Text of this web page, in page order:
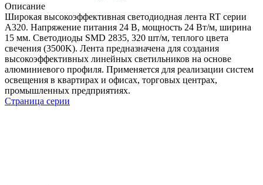
Описание
Широкая высокоэффективная светодиодная лента RT серии
A320. Напряжение питания 24 В, мощность 24 Вт/м, ширина
15 мм. Светодиоды SMD 2835, 320 шт/м, теплого цвета
свечения (3500K). Лента предназначена для создания
высокоэффективных линейных светильников на основе
алюминиевого профиля. Применяется для реализации систем
освещения в квартирах и офисах, торговых центрах,
промышленных предприятиях.
Страница серии